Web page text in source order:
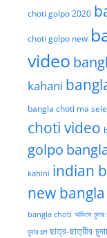
choti golpo 2020
choti golpo new
video
kahani
bangla choti ma sele
choti video
golpo
kahini indian
new
bangla choti অফিসে চুদার
চুদার গল্প ছাত্র-ছাত্রীর